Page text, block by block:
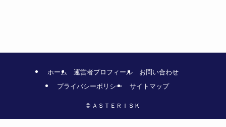
ホーム 運営者プロフィール
お問い合わせ
プライバシーポリシー
サイトマップ
© ＡＳＴＥＲＩＳＫ